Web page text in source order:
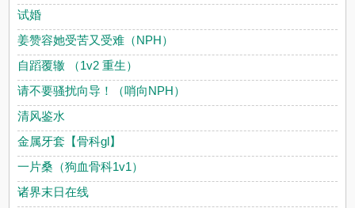
试婚
姜赞容她受苦又受难（NPH）
自蹈覆辙 （1v2 重生）
请不要骚扰向导！（哨向NPH）
清风鉴水
金属牙套【骨科gl】
一片桑（狗血骨科1v1）
诸界末日在线